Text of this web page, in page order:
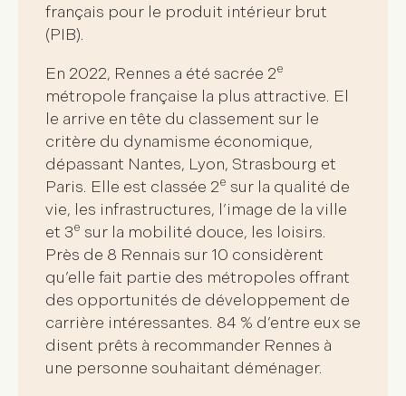
français pour le produit intérieur brut
(PIB).
En 2022, Rennes a été sacrée 2e
métropole française la plus attractive. El
le arrive en tête du classement sur le
critère du dynamisme économique,
dépassant Nantes, Lyon, Strasbourg et
Paris. Elle est classée 2e sur la qualité de
vie, les infrastructures, l’image de la ville
et 3e sur la mobilité douce, les loisirs.
Près de 8 Rennais sur 10 considèrent
qu’elle fait partie des métropoles offrant
des opportunités de développement de
carrière intéressantes. 84 % d’entre eux se
disent prêts à recommander Rennes à
une personne souhaitant déménager.